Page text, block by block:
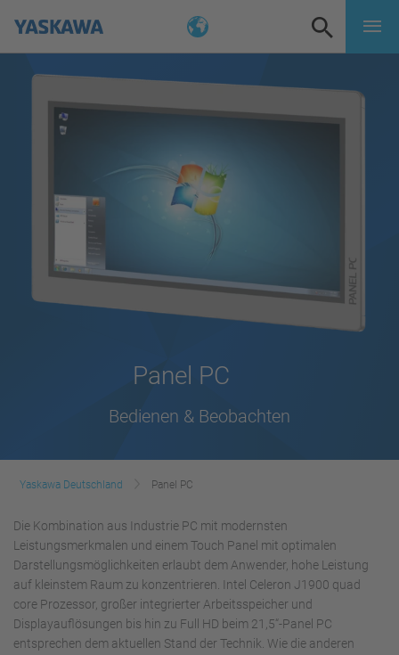
Panel PC
Bedienen & Beobachten
Yaskawa Deutschland Panel PC
Die Kombination aus Industrie PC mit modernsten
Leistungsmerkmalen und einem Touch Panel mit optimalen
Darstellungsmöglichkeiten erlaubt dem Anwender, hohe Leistung
auf kleinstem Raum zu konzentrieren. Intel Celeron J1900 quad
core Prozessor, großer integrierter Arbeitsspeicher und
Displayauflösungen bis hin zu Full HD beim 21,5“-Panel PC
entsprechen dem aktuellen Stand der Technik. Wie die anderen